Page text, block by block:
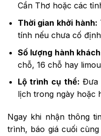
Cần Thơ hoặc các
Thời gian khởi hành:
tính nếu chưa cố
Số lượng hành
chỗ, 16 chỗ hay
Lộ trình cụ thể: Đưa
lịch trong ngày hoặc
Ngay khi nhận thông
trình, báo giá cuối